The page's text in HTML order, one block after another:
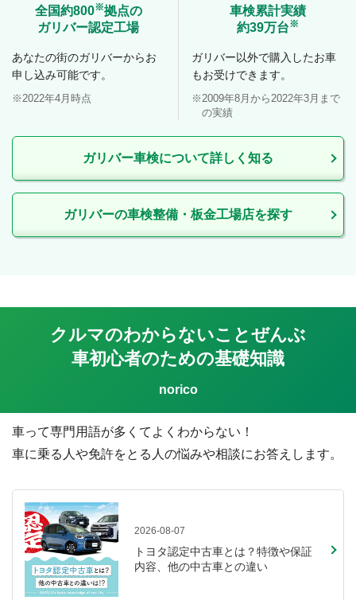
全国約800※拠点の
ガリバー認定工場
あなたの街のガリバーからお
申し込み可能です。
2022年4月時点
車検累計実績
約39万台※
ガリバー以外で購入したお車
もお受けできます。
2009年8月から2022年3月まで
の実績
ガリバー車検について詳しく知る
ガリバーの車検整備・板金工場店を探す
クルマのわからないことぜんぶ
車初心者のための基礎知識
車って専門用語が多くてよくわからない！
車に乗る人や免許をとる人の悩みや相談にお答えします。
2026-08-07
トヨタ認定中古車とは？特徴や保証
内容、他の中古車との違い